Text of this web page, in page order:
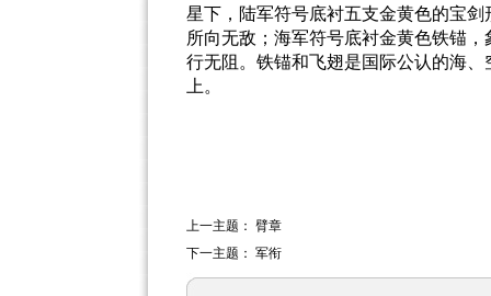
星下，陆军符号底衬五支金黄色的宝
所向无敌；海军符号底衬金黄色铁锚，
行无阻。铁锚和飞翅是国际公认的海
上。
上一主题： 臂章
下一主题： 军衔